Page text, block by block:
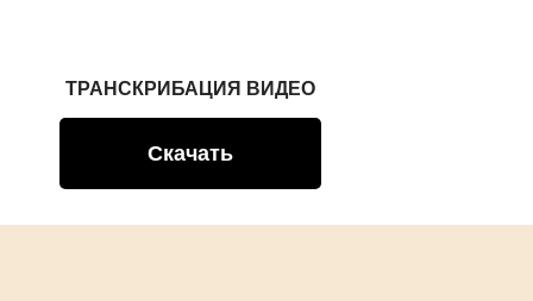
ТРАНСКРИБАЦИЯ ВИДЕО
Скачать